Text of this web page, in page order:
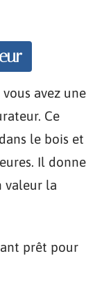
avez une
Ce
le bois et
Il donne
valeur la
prêt pour